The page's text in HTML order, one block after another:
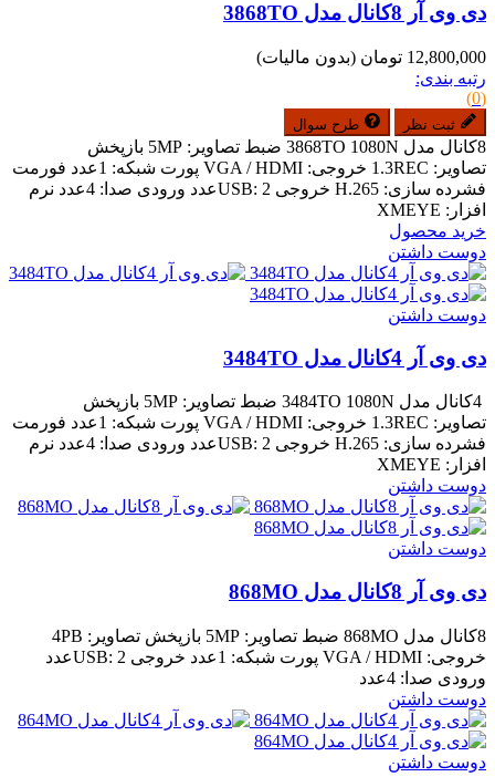
دی وی آر 8کانال مدل 3868TO
12,800,000 تومان
(بدون مالیات)
رتبه بندی:
(0)
ثبت نظر طرح سوال
8کانال مدل 3868TO 1080N ضبط تصاویر: 5MP بازپخش
تصاویر: 1.3REC خروجی: VGA / HDMI پورت شبکه: 1عدد فورمت
فشرده سازی: H.265 خروجی USB: 2عدد ورودی صدا: 4عدد نرم
افزار: XMEYE
خرید محصول
دوست داشتن
دوست داشتن
دی وی آر 4کانال مدل 3484TO
4کانال مدل 3484TO 1080N ضبط تصاویر: 5MP بازپخش
تصاویر: 1.3REC خروجی: VGA / HDMI پورت شبکه: 1عدد فورمت
فشرده سازی: H.265 خروجی USB: 2عدد ورودی صدا: 4عدد نرم
افزار: XMEYE
دوست داشتن
دوست داشتن
دی وی آر 8کانال مدل 868MO
8کانال مدل 868MO ضبط تصاویر: 5MP بازپخش تصاویر: 4PB
خروجی: VGA / HDMI پورت شبکه: 1عدد خروجی USB: 2عدد
ورودی صدا: 4عدد
دوست داشتن
دوست داشتن